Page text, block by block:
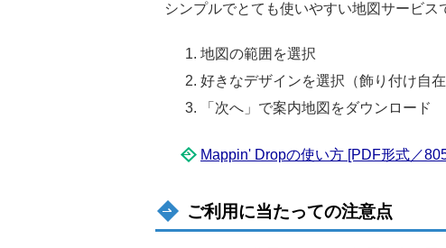
シンプルでとても使いやすい地図サービス
地図の範囲を選択
好きなデザインを選択（飾り付け自在
「次へ」で案内地図をダウンロード
Mappin' Dropの使い方 [PDF形式／
ご利用に当たっての注意点